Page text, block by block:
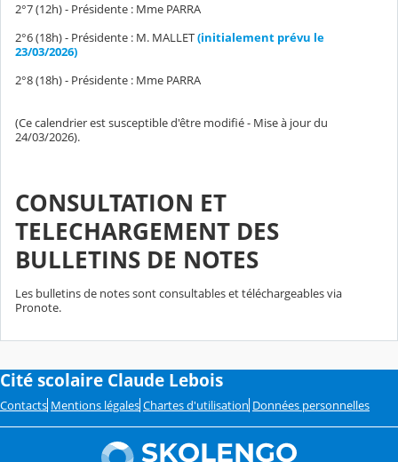
2°7 (12h) - Présidente : Mme PARRA
2°6 (18h) - Présidente : M. MALLET(initialement prévu le
23/03/2026)
2°8 (18h) - Présidente : Mme PARRA
(Ce calendrier est susceptible d'être modifié - Mise à jour du
24/03/2026).
CONSULTATION ET
TELECHARGEMENT DES
BULLETINS DE NOTES
Les bulletins de notes sont consultables et téléchargeables via
Pronote.
Cité scolaire Claude Lebois
Contacts Mentions légales Chartes d'utilisation Données personnelles